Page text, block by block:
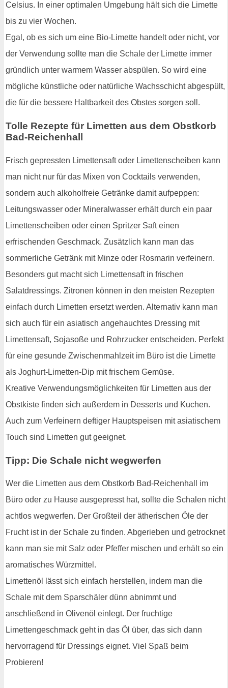
Celsius. In einer optimalen Umgebung hält sich die Limette
bis zu vier Wochen.
Egal, ob es sich um eine Bio-Limette handelt oder nicht, vor
der Verwendung sollte man die Schale der Limette immer
gründlich unter warmem Wasser abspülen. So wird eine
mögliche künstliche oder natürliche Wachsschicht abgespült,
die für die bessere Haltbarkeit des Obstes sorgen soll.
Tolle Rezepte für Limetten aus dem Obstkorb
Bad-Reichenhall
Frisch gepressten Limettensaft oder Limettenscheiben kann
man nicht nur für das Mixen von Cocktails verwenden,
sondern auch alkoholfreie Getränke damit aufpeppen:
Leitungswasser oder Mineralwasser erhält durch ein paar
Limettenscheiben oder einen Spritzer Saft einen
erfrischenden Geschmack. Zusätzlich kann man das
sommerliche Getränk mit Minze oder Rosmarin verfeinern.
Besonders gut macht sich Limettensaft in frischen
Salatdressings. Zitronen können in den meisten Rezepten
einfach durch Limetten ersetzt werden. Alternativ kann man
sich auch für ein asiatisch angehauchtes Dressing mit
Limettensaft, Sojasoße und Rohrzucker entscheiden. Perfekt
für eine gesunde Zwischenmahlzeit im Büro ist die Limette
als Joghurt-Limetten-Dip mit frischem Gemüse.
Kreative Verwendungsmöglichkeiten für Limetten aus der
Obstkiste finden sich außerdem in Desserts und Kuchen.
Auch zum Verfeinern deftiger Hauptspeisen mit asiatischem
Touch sind Limetten gut geeignet.
Tipp: Die Schale nicht wegwerfen
Wer die Limetten aus dem Obstkorb Bad-Reichenhall im
Büro oder zu Hause ausgepresst hat, sollte die Schalen nicht
achtlos wegwerfen. Der Großteil der ätherischen Öle der
Frucht ist in der Schale zu finden. Abgerieben und getrocknet
kann man sie mit Salz oder Pfeffer mischen und erhält so ein
aromatisches Würzmittel.
Limettenöl lässt sich einfach herstellen, indem man die
Schale mit dem Sparschäler dünn abnimmt und
anschließend in Olivenöl einlegt. Der fruchtige
Limettengeschmack geht in das Öl über, das sich dann
hervorragend für Dressings eignet. Viel Spaß beim
Probieren!